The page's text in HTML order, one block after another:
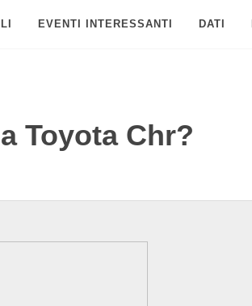
EVENTI INTERESSANTI DATI
Toyota Chr?